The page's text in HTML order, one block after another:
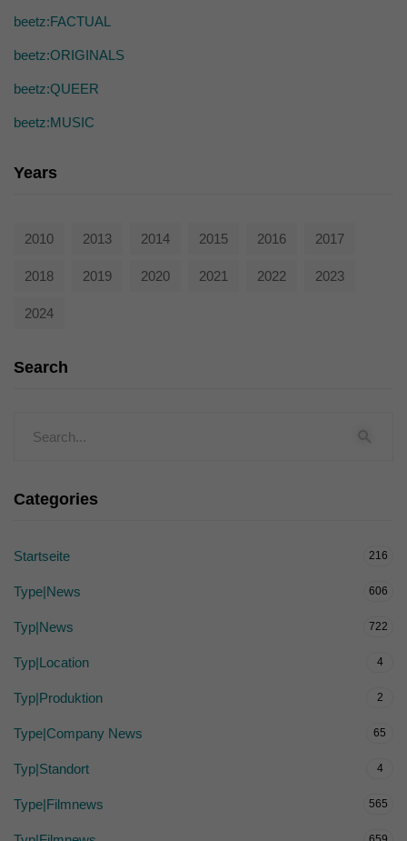
beetz:FACTUAL
beetz:ORIGINALS
beetz:QUEER
beetz:MUSIC
Years
2010 2013 2014 2015 2016 2017
2018 2019 2020 2021 2022 2023
2024
Search
Categories
Startseite 216
Type|News 606
Typ|News 722
Typ|Location 4
Typ|Produktion 2
Type|Company News 65
Typ|Standort 4
Type|Filmnews 565
Externe Medien (7)
Inhalte von Videoplattformen und Social-Media-Plattformen werden
werden, bedarf der Zugriff auf diese Inhalte keiner manuellen Einwilligung